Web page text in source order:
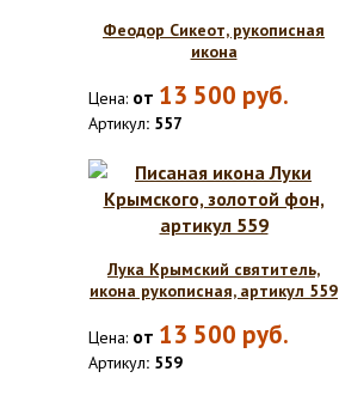
Феодор Сикеот, рукописная
икона
Цена: от 13 500 руб.
Артикул: 557
Лука Крымский святитель,
икона рукописная, артикул 559
Цена: от 13 500 руб.
Артикул: 559